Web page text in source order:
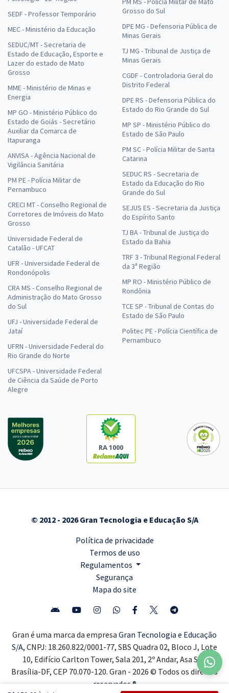
SEDF - Professor Temporário
MEC - Ministério da Educação
SEDUC/MT - Secretaria de
Estado de Educação, Esporte e
Lazer do estado de Mato
Grosso
MME - Ministério de Minas e
Energia
MP GO - Ministério Público do
Estado de Goiás - Secretário
Auxiliar da Comarca de
Itapuranga
ANVISA - Agência Nacional de
Vigilância Sanitária
PM PE - Polícia Militar de
Pernambuco
CRECI MT - Conselho Regional de
Corretores de Imóveis do Mato
Grosso
Universidade Federal de
Catalão - UFCAT
UFR - Universidade Federal de
Rondonópolis
CRA MS - Conselho Regional de
Administração do Mato Grosso
do Sul
UFJ - Universidade Federal de
Jataí
UFRN - Universidade Federal do
Rio Grande do Norte
UFCSPA - Universidade Federal
de Ciência da Saúde de Porto
Alegre
Grosso do Sul
DPE MG - Defensoria Pública de
Minas Gerais
TJ MG - Tribunal de Justiça de
Minas Gerais
CGDF - Controladoria Geral do
Distrito Federal
DPE RS - Defensoria Pública do
Estado do Rio Grande do Sul
MP SP - Ministério Público do
Estado de São Paulo
PM SC - Polícia Militar de Santa
Catarina
SEDUC RS - Secretaria de
Estado da Educação do Rio
Grande do Sul
SEJUS ES - Secretaria da Justiça
do Espírito Santo
TJ BA - Tribunal de Justiça do
Estado da Bahia
TRF 3 - Tribunal Regional Federal
da 3ª Região
MP RO - Ministério Público de
Rondônia
TCE SP - Tribunal de Contas do
Estado de São Paulo
Politec PE - Polícia Científica de
Pernambuco
RA 1000
© 2012 - 2026 Gran Tecnologia e Educação S/A
Política de privacidade
Termos de uso
Regulamentos
Segurança
Mapa do site
Gran é uma marca da empresa Gran Tecnologia e Educação
S/A, CNPJ: 18.260.822/0001-77, SBS Quadra 02, Bloco J, Lote
10, Edifício Carlton Tower, Sala 201, 2º Andar, Asa Sul,
Brasília-DF, CEP 70.070-120. Gran - 2026 © Todos os direitos
reservados ®